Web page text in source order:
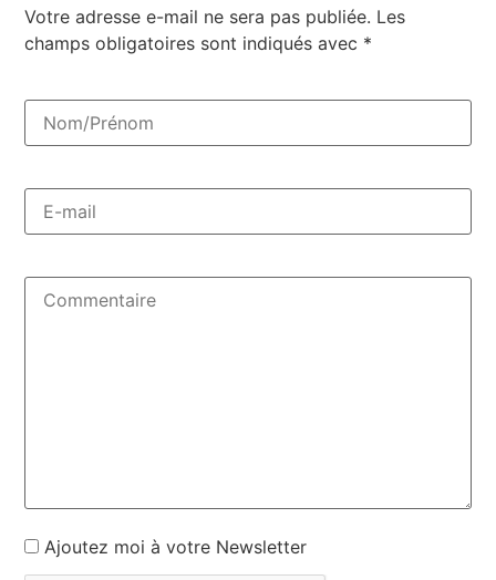
Votre adresse e-mail ne sera pas publiée. Les
champs obligatoires sont indiqués avec *
Ajoutez moi à votre Newsletter